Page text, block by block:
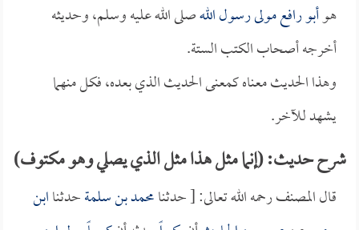
هوأبو رافع مولى رسول اللهصلى الله عليه وسلم، وحديثه
أخرجه أصحاب الكتب الستة.
وهذا الحديث معناه كمعنى الحديث الذي بعده، فكل منهما
يشهد للآخر.
شرح حديث: (إنما مثل هذا مثل الذي يصلي وهو مكتوف)
قال المصنف رحمه الله تعالى: [ حدثنامحمد بن سلمةحدثناابن